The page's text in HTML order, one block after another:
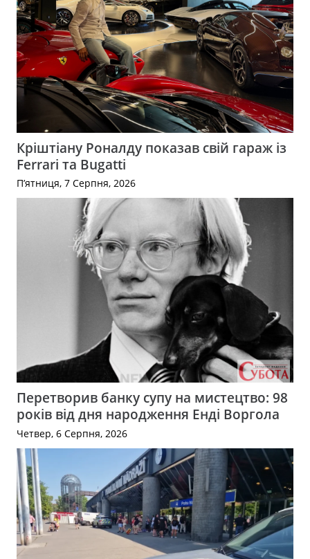
Кріштіану Роналду показав свій гараж із
Ferrari та Bugatti
П’ятниця, 7 Серпня, 2026
Перетворив банку супу на мистецтво: 98
років від дня народження Енді Воргола
Четвер, 6 Серпня, 2026